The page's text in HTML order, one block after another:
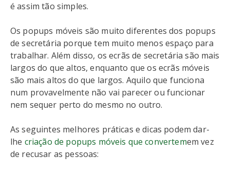
é assim tão simples.
Os popups móveis são muito diferentes dos popups
de secretária porque tem muito menos espaço para
trabalhar. Além disso, os ecrãs de secretária são mais
largos do que altos, enquanto que os ecrãs móveis
são mais altos do que largos. Aquilo que funciona
num provavelmente não vai parecer ou funcionar
nem sequer perto do mesmo no outro.
As seguintes melhores práticas e dicas podem dar-
lhe criação de popups móveis que convertemem vez
de recusar as pessoas: